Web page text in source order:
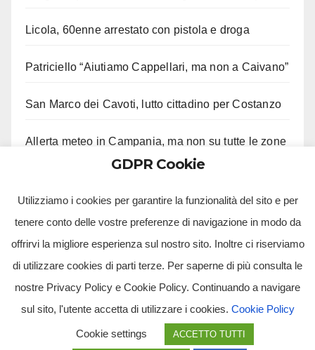
Licola, 60enne arrestato con pistola e droga
Patriciello “Aiutiamo Cappellari, ma non a Caivano”
San Marco dei Cavoti, lutto cittadino per Costanzo
Allerta meteo in Campania, ma non su tutte le zone
Tv Multimidia Srl - Via Giulio Natta, SNC, 80126, Napoli (NA).
GDPR Cookie
Utilizziamo i cookies per garantire la funzionalità del sito e per
tenere conto delle vostre preferenze di navigazione in modo da
offrirvi la migliore esperienza sul nostro sito. Inoltre ci riserviamo
di utilizzare cookies di parti terze. Per saperne di più consulta le
nostre Privacy Policy e Cookie Policy. Continuando a navigare
sul sito, l'utente accetta di utilizzare i cookies. Cookie Policy
Cookie settings ACCETTO TUTTI